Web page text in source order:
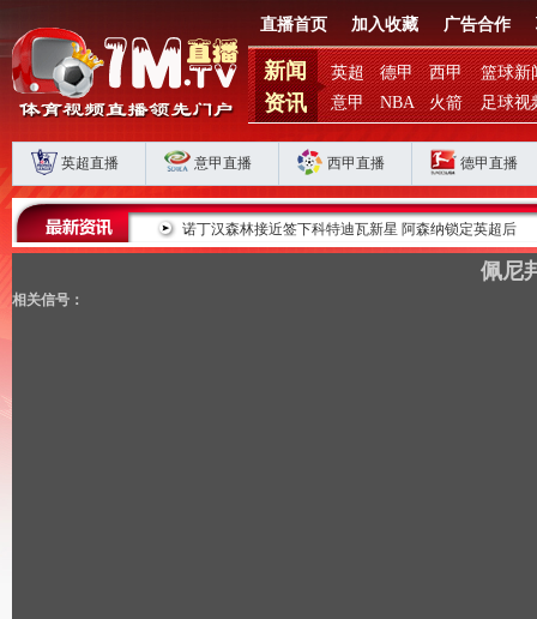
直播首页 加入收藏 广告合作
新闻
资讯
英超 德甲 西甲
篮球新
意甲
NBA 火箭 足球视
英超直播 意甲直播 西甲直播 德甲直播
杯奖杯 诺丁汉森林接近签下科特迪瓦新星 阿森纳锁定英超后
佩尼
相关信号：